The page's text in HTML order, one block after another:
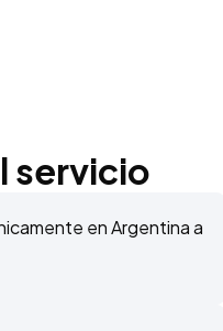
servicio
en Argentina a